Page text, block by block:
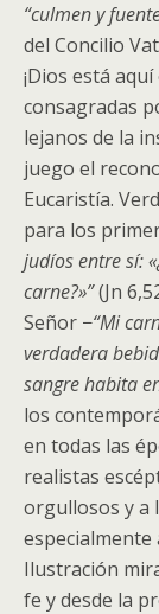
“culmen y
del Concilio
¡Dios está
consagradas
lejanos de la
juego el
Eucaristía.
para los
judíos entre sí:
carne?»”(Jn
Señor −“Mi
verdadera
sangre habita
los
en todas las
realistas
orgullosos y a
especialmente
Ilustración
fe y desde la